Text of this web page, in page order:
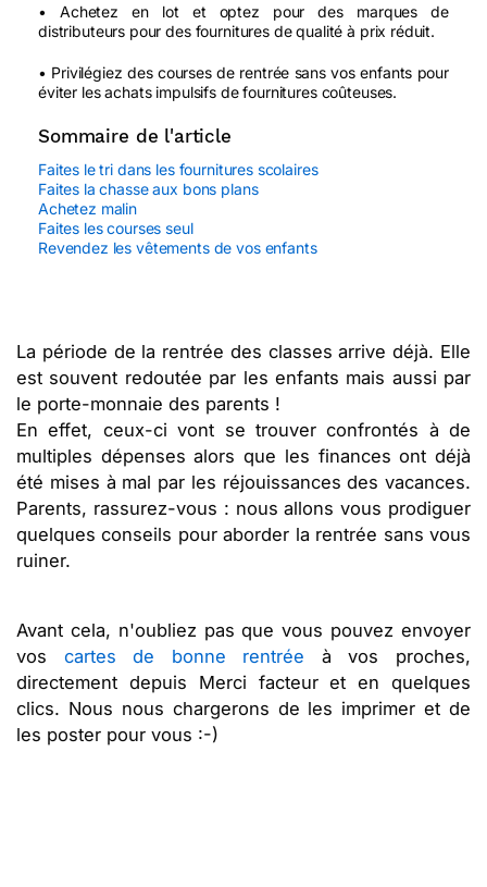
• Achetez en lot et optez pour des marques de
distributeurs pour des fournitures de qualité à prix réduit.
• Privilégiez des courses de rentrée sans vos enfants pour
éviter les achats impulsifs de fournitures coûteuses.
Sommaire de l'article
Faites le tri dans les fournitures scolaires
Faites la chasse aux bons plans
Achetez malin
Faites les courses seul
Revendez les vêtements de vos enfants
La période de la rentrée des classes arrive déjà. Elle
est souvent redoutée par les enfants mais aussi par
le porte-monnaie des parents !
En effet, ceux-ci vont se trouver confrontés à de
multiples dépenses alors que les finances ont déjà
été mises à mal par les réjouissances des vacances.
Parents, rassurez-vous : nous allons vous prodiguer
quelques conseils pour aborder la rentrée sans vous
ruiner.
Avant cela, n'oubliez pas que vous pouvez envoyer
vos cartes de bonne rentrée à vos proches,
directement depuis Merci facteur et en quelques
clics. Nous nous chargerons de les imprimer et de
les poster pour vous :-)